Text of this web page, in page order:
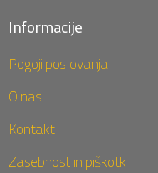
Informacije
Pogoji poslovanja
O nas
Kontakt
Zasebnost in piškotki